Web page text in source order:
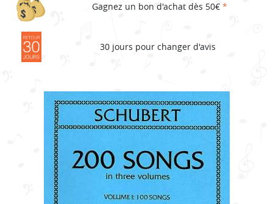
Gagnez un bon d'achat dès 50€ *
30 jours pour changer d'avis